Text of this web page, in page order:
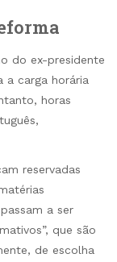
do ex-presidente
a carga horária
horas
reservadas
a ser
que são
de escolha